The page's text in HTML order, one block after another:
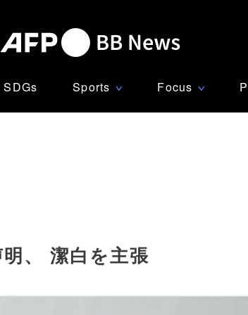
SDGs Sports ∨ Focus ∨
、 潔白を主張